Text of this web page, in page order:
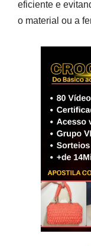
eficiente e
o material ou a